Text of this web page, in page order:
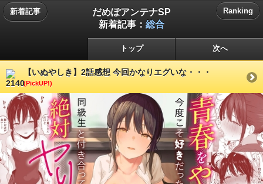
新着記事
だめぽアンテナSP
新着記事： 総合
Ranking
トップ 次へ
【いぬやしき】2話感想 今回かなりエグいな・・・
(PickUP!)